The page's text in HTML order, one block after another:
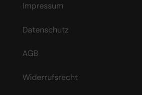
Impressum
Datenschutz
AGB
Widerrufsrecht